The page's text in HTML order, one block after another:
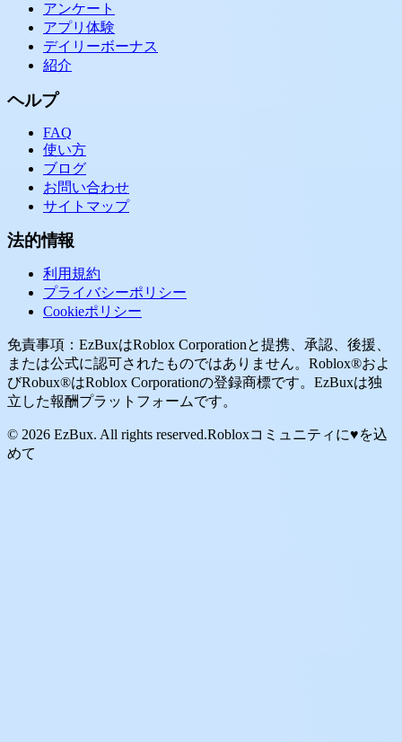
アンケート
アプリ体験
デイリーボーナス
紹介
ヘルプ
FAQ
使い方
ブログ
お問い合わせ
サイトマップ
法的情報
利用規約
プライバシーポリシー
Cookieポリシー
免責事項：EzBuxはRoblox Corporationと提携、承認、後援、
または公式に認可されたものではありません。Roblox®およ
びRobux®はRoblox Corporationの登録商標です。EzBuxは独
立した報酬プラットフォームです。
© 2026 EzBux. All rights reserved.Robloxコミュニティに♥を込
めて